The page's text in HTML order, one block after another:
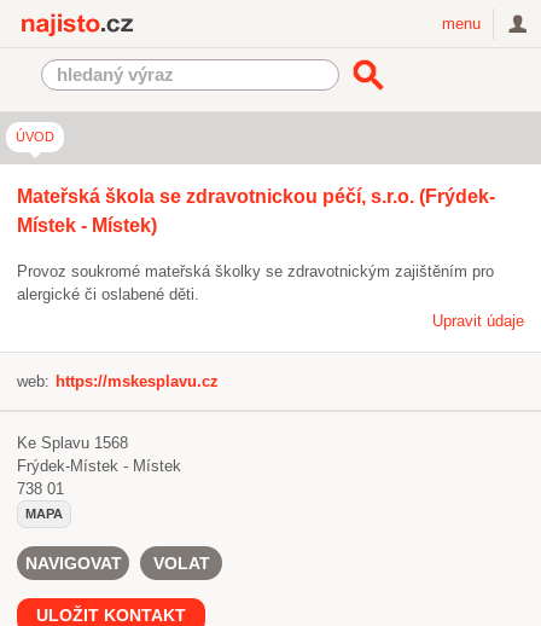
menu
ÚVOD
Mateřská škola se zdravotnickou péčí, s.r.o. (Frýdek-
Místek - Místek)
Provoz soukromé mateřská školky se zdravotnickým zajištěním pro
alergické či oslabené děti.
Upravit údaje
web: https://mskesplavu.cz
Ke Splavu 1568
Frýdek-Místek - Místek
738 01
MAPA
NAVIGOVAT VOLAT
ULOŽIT KONTAKT